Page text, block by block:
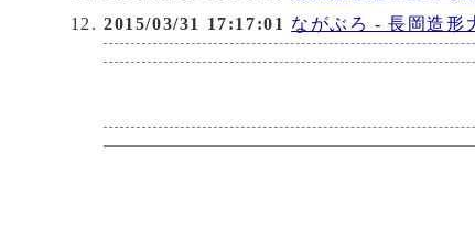
2015/03/31 17:17:01 ながぶろ - 長岡造形